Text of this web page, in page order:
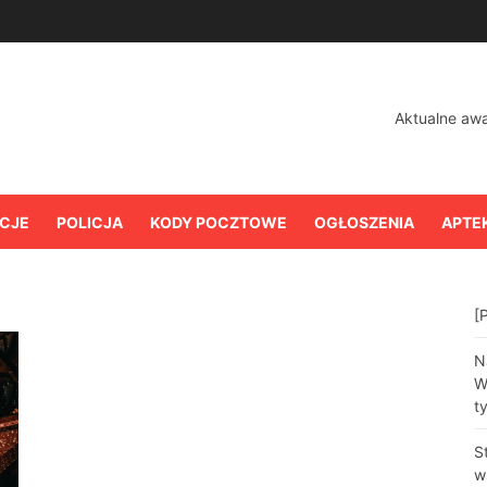
Aktualne
POLICJA KODY POCZTOWE OGŁOSZENIA